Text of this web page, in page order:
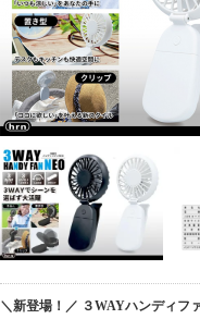
＼新登場！／ ３WAYハンディフ